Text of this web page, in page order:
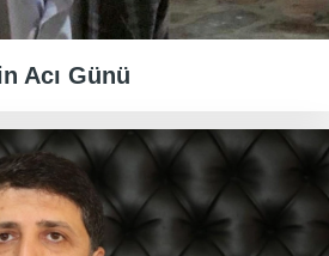
Acı Günü